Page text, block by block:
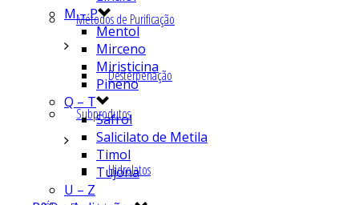
Métodos de Purificação
Desterpenação
Subprodutos
Hidrolatos
M – P
Mentol
Mirceno
Miristicina
Pineno
Q – T
Safrol
Salicilato de Metila
Timol
Tujona
U – Z